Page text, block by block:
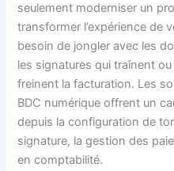
seulement moderniser un
transformer l’expérience de
besoin de jongler avec les
les signatures qui traînent
freinent la facturation. Les
BDC numérique offrent un
depuis la configuration de
signature, la gestion des
en comptabilité.